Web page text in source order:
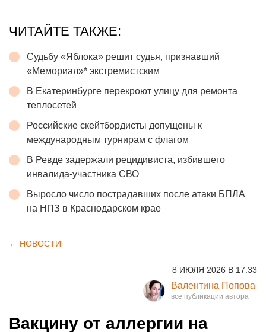
ЧИТАЙТЕ ТАКЖЕ:
Судьбу «Яблока» решит судья, признавший
«Мемориал»* экстремистским
В Екатеринбурге перекроют улицу для ремонта
теплосетей
Российские скейтбордисты допущены к
международным турнирам с флагом
В Ревде задержали рецидивиста, избившего
инвалида-участника СВО
Выросло число пострадавших после атаки БПЛА
на НПЗ в Краснодарском крае
← НОВОСТИ
8 ИЮЛЯ 2026 В 17:33
Валентина Попова
Вакцину от аллергии на